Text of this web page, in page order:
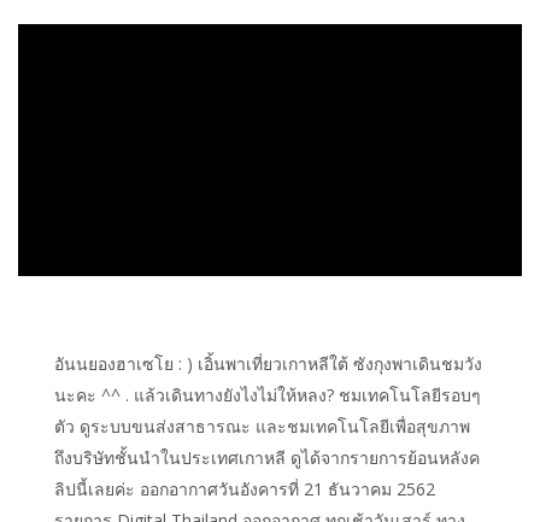
อันนยองฮาเซโย : ) เอิ้นพาเที่ยวเกาหลีใต้ ซังกุงพาเดินชมวัง
นะคะ ^^ . แล้วเดินทางยังไงไม่ให้หลง? ชมเทคโนโลยีรอบๆ
ตัว ดูระบบขนส่งสาธารณะ และชมเทคโนโลยีเพื่อสุขภาพ
ถึงบริษัทชั้นนำในประเทศเกาหลี ดูได้จากรายการย้อนหลังค
ลิปนี้เลยค่ะ ออกอากาศวันอังคารที่ 21 ธันวาคม 2562